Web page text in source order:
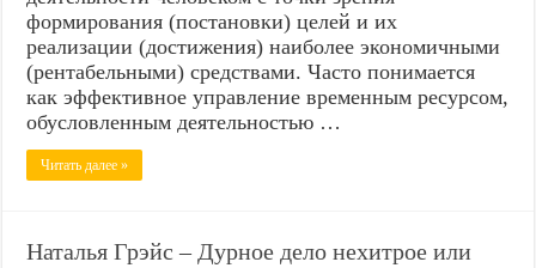
формирования (постановки) целей и их
реализации (достижения) наиболее экономичными
(рентабельными) средствами. Часто понимается
как эффективное управление временным ресурсом,
обусловленным деятельностью …
Читать далее »
Наталья Грэйс – Дурное дело нехитрое или